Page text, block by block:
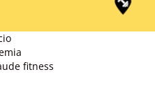
fitness